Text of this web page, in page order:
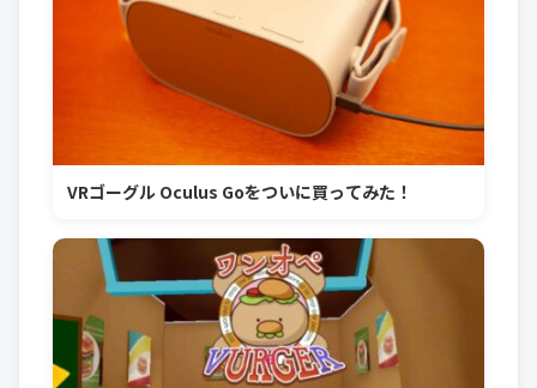
VRゴーグル Oculus Goをついに買ってみた！